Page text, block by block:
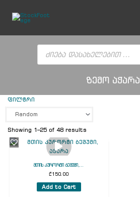
content
Products
search
ზემო აჭარა
ფილტრი
Showing 1–25 of 48 results
მთის კურორტი ბეშუმი,...
₾150.00
Add to Cart